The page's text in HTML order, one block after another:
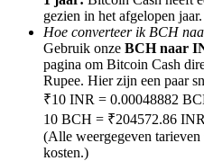
BTC Welcome Rewards
Deposit & Trade BTC to
Deposit CASHCAT & Win
Share 500000 CASHCAT
gezien in het afgelopen jaar.
Hoe converteer ik BCH
Gebruik onze BCH naar
pagina om Bitcoin Cash
Rupee. Hier zijn een paar
₹10 INR = 0.00048882
10 BCH = ₹204572.86 INR
(Alle weergegeven
kosten.)